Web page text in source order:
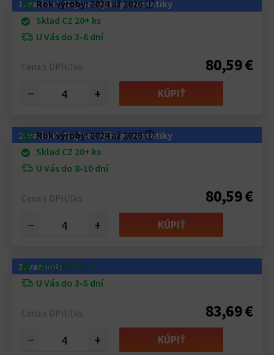
1. variant: Najlacnejšie pneumatiky
Rok výroby:2024 až 2026ⓘ
Sklad CZ 20+ ks
U Vás do 3-6 dní
Cena s DPH/1ks 80,59 €
− + KÚPIŤ
2. variant: Najlacnejšie pneumatiky
Rok výroby:2024 až 2026ⓘ
Sklad CZ 20+ ks
U Vás do 8-10 dní
Cena s DPH/1ks 80,59 €
− + KÚPIŤ
3. variant:
Sklad DE 73 ks
U Vás do 3-5 dní
Cena s DPH/1ks 83,69 €
− + KÚPIŤ